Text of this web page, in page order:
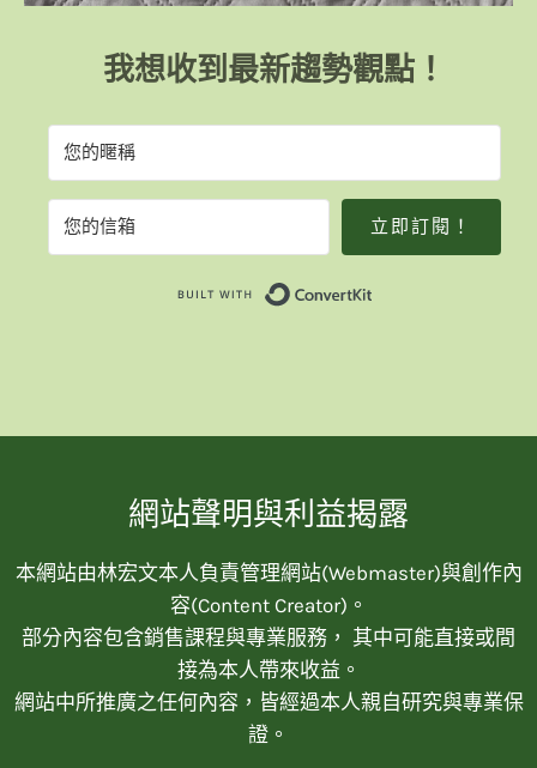
我想收到最新趨勢觀點！
立即訂閱！
網站聲明與利益揭露
本網站由林宏文本人負責管理網站(Webmaster)與創作內
容(Content Creator)。
部分內容包含銷售課程與專業服務， 其中可能直接或間
接為本人帶來收益。
網站中所推廣之任何內容，皆經過本人親自研究與專業保
證。